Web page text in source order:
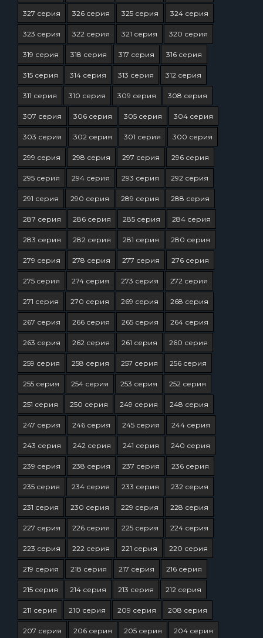
327 серия 326 серия 325 серия 324 серия
323 серия 322 серия 321 серия 320 серия
319 серия 318 серия 317 серия 316 серия
315 серия 314 серия 313 серия 312 серия
311 серия 310 серия 309 серия 308 серия
307 серия 306 серия 305 серия 304 серия
303 серия 302 серия 301 серия 300 серия
299 серия 298 серия 297 серия 296 серия
295 серия 294 серия 293 серия 292 серия
291 серия 290 серия 289 серия 288 серия
287 серия 286 серия 285 серия 284 серия
283 серия 282 серия 281 серия 280 серия
279 серия 278 серия 277 серия 276 серия
275 серия 274 серия 273 серия 272 серия
271 серия 270 серия 269 серия 268 серия
267 серия 266 серия 265 серия 264 серия
263 серия 262 серия 261 серия 260 серия
259 серия 258 серия 257 серия 256 серия
255 серия 254 серия 253 серия 252 серия
251 серия 250 серия 249 серия 248 серия
247 серия 246 серия 245 серия 244 серия
243 серия 242 серия 241 серия 240 серия
239 серия 238 серия 237 серия 236 серия
235 серия 234 серия 233 серия 232 серия
231 серия 230 серия 229 серия 228 серия
227 серия 226 серия 225 серия 224 серия
223 серия 222 серия 221 серия 220 серия
219 серия 218 серия 217 серия 216 серия
215 серия 214 серия 213 серия 212 серия
211 серия 210 серия 209 серия 208 серия
207 серия 206 серия 205 серия 204 серия